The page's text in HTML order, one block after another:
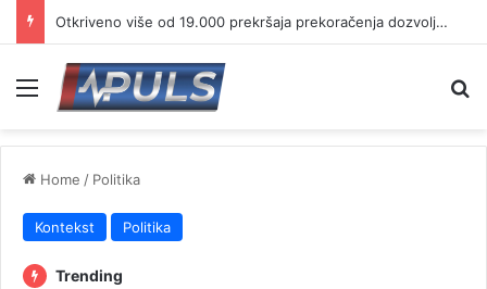
Otkriveno više od 19.000 prekršaja prekoračenja dozvoljene brzine
Menu
Home / Politika
Kontekst Politika
Trending